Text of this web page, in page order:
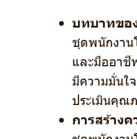
บทบาทขอ
ชุดพนักงา
และมืออาชี
มีความมั่นใ
ประเมินคุณ
การสร้าง